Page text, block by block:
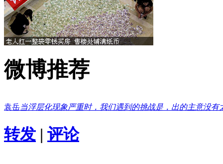
微博推荐
袁岳当浮层化现象严重时，我们遇到的挑战是，出的主意没
转发 | 评论